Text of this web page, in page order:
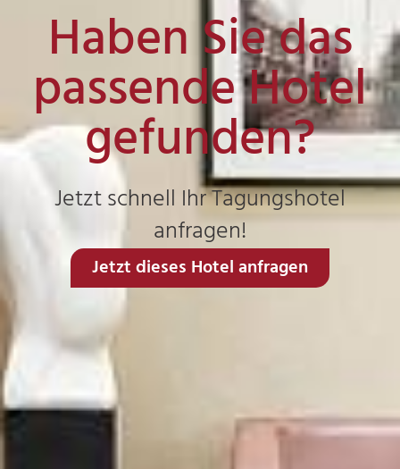
Haben Sie das
passende Hotel
gefunden?
Jetzt schnell Ihr Tagungshotel
anfragen!
Jetzt dieses Hotel anfragen